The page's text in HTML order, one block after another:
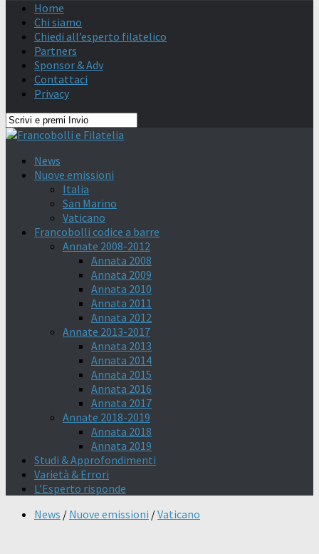
Home
Chi siamo
Chiedi all’esperto filatelico
Partners
Sponsor & Adv
Contattaci
Privacy
News
Nuove emissioni
Italia
San Marino
Vaticano
Francobolli codice a barre
Annate 2008-2012
Annata 2008
Annata 2009
Annata 2010
Annata 2011
Annata 2012
Annate 2013-2017
Annata 2013
Annata 2014
Annata 2015
Annata 2016
Annata 2017
Annate 2018-2019
Annata 2018
Annata 2019
Studi & Approfondimenti
Varietà & Errori
L’Esperto risponde
News / Nuove emissioni /Vaticano